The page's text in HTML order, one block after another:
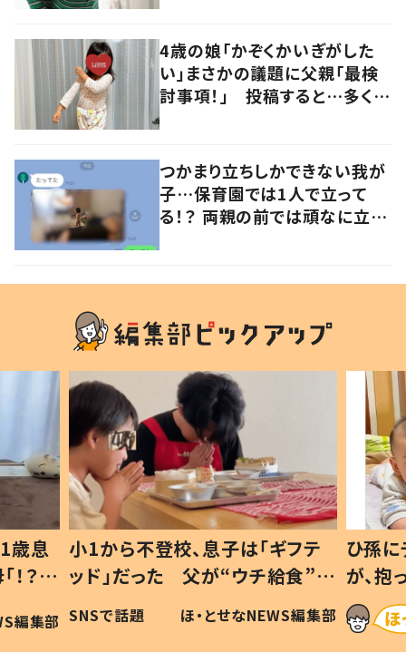
4歳の娘「かぞくかいぎがした
い」まさかの議題に父親「最検
討事項！」 投稿すると…多くの
つかまり立ちしかできない我が
子…保育園では1人で立って
る！？ 両親の前では頑なに立た
歳息
？」
編集部
小1から不登校、息子は「ギフテ
ッド」だった 父が“ウチ給食”を
作り続ける理由とは #令和の親
#令和の子
SNSで話題 ほ・とせなNEWS編集部
ひ孫
が、
「涙が
い」